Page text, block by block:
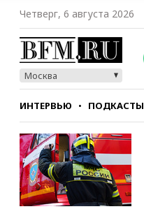
Четверг, 6 августа 2026
Москва
ИНТЕРВЬЮ ПОДКАСТЫ
СТИЛЬ ТЕСТЫ